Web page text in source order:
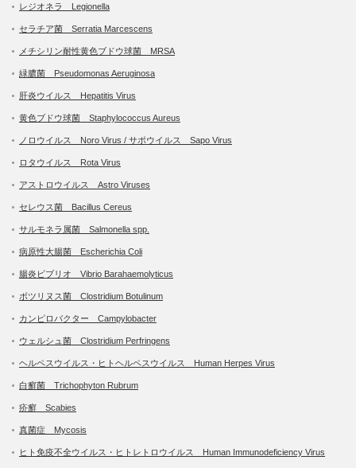
レジオネラ Legionella
セラチア菌 Serratia Marcescens
メチシリン耐性黄色ブドウ球菌 MRSA
緑膿菌 Pseudomonas Aeruginosa
肝炎ウイルス Hepatitis Virus
黄色ブドウ球菌 Staphylococcus Aureus
ノロウイルス Noro Virus / サポウイルス Sapo Virus
ロタウイルス Rota Virus
アストロウイルス Astro Viruses
セレウス菌 Bacillus Cereus
サルモネラ属菌 Salmonella spp.
病原性大腸菌 Escherichia Coli
腸炎ビブリオ Vibrio Barahaemolyticus
ボツリヌス菌 Clostridium Botulinum
カンピロバクター Campylobacter
ウェルシュ菌 Clostridium Perfringens
ヘルペスウイルス・ヒトヘルペスウイルス Human Herpes Virus
白癬菌 Trichophyton Rubrum
疥癬 Scabies
真菌症 Mycosis
ヒト免疫不全ウイルス・ヒトレトロウイルス Human Immunodeficiency Virus